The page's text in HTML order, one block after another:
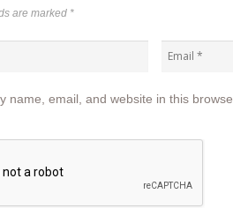
are marked *
name, email, and website in this